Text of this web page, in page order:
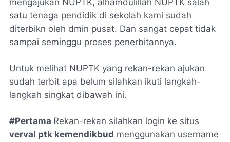
mengajukan NUPTK, alhamdulillah NUPTK salah
satu tenaga pendidik di sekolah kami sudah
diterbikn oleh dmin pusat. Dan sangat cepat tidak
sampai seminggu proses penerbitannya.
Untuk melihat NUPTK yang rekan-rekan ajukan
sudah terbit apa belum silahkan ikuti langkah-
langkah singkat dibawah ini.
#Pertama Rekan-rekan silahkan login ke situs
verval ptk kemendikbud menggunakan username